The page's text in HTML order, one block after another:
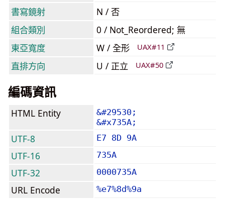
書寫鏡射
N / 否
組合類別
0 / Not_Reordered; 無
東亞寬度
W / 全形 UAX#11
直排方向 U / 正立 UAX#50
編碼資訊
HTML Entity
&#29530;
&#x735A;
UTF-8 E7 8D 9A
UTF-16 735A
UTF-32 0000735A
URL Encode %e7%8d%9a